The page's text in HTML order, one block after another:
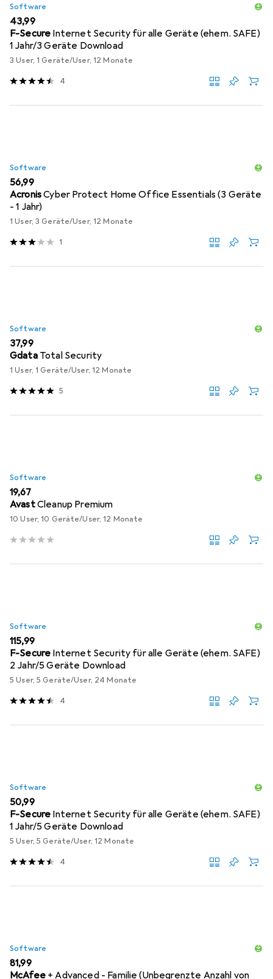
Software
EUR
43,99
F-Secure Internet Security für alle Geräte (ehem. SAFE)
1 Jahr/3 Geräte Download
3 User, 1 Geräte/User, 12 Monate
4
Software
EUR
56,99
AcronisCyber Protect Home Office Essentials (3 Geräte
- 1 Jahr)
1 User, 3 Geräte/User, 12 Monate
1
Software
EUR
37,99
Gdata Total Security
1 User, 1 Geräte/User, 12 Monate
5
Software
EUR
19,67
AvastCleanup Premium
10 User, 10 Geräte/User, 12 Monate
Software
EUR
115,99
F-Secure Internet Security für alle Geräte (ehem. SAFE)
2 Jahr/5 Geräte Download
5 User, 5 Geräte/User, 24 Monate
4
Software
EUR
50,99
F-Secure Internet Security für alle Geräte (ehem. SAFE)
1 Jahr/5 Geräte Download
5 User, 5 Geräte/User, 12 Monate
4
Software
EUR
81,99
McAfee + Advanced - Familie (Unbegrenzte Anzahl von